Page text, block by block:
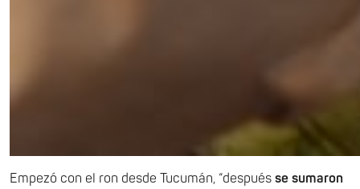
Empezó con el ron desde Tucumán, “después se sumaron